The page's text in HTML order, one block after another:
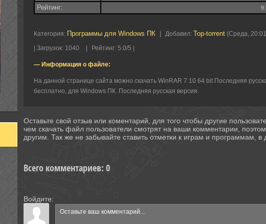
Рейтинг:
Категория: Программы для Windows ПК Добавил: Top-torrent(Среда,
Загрузок: 1040 Рейтинг: 5.0/5 |
— Информация о файле:
На данной странице сайта можно скачать WinRAR 7.10 64 bit Последняя
бесплатно, для Windows ПК. Последняя русская версия.
Оставьте свой отзыв или коментарий, для того чтобы другие
чем скачать файл пользователи смотрят на ваши комментарии,
другим. Так же не забывайте ставить отметки к играм и программам,
Всего комментариев: 0
Войдите: